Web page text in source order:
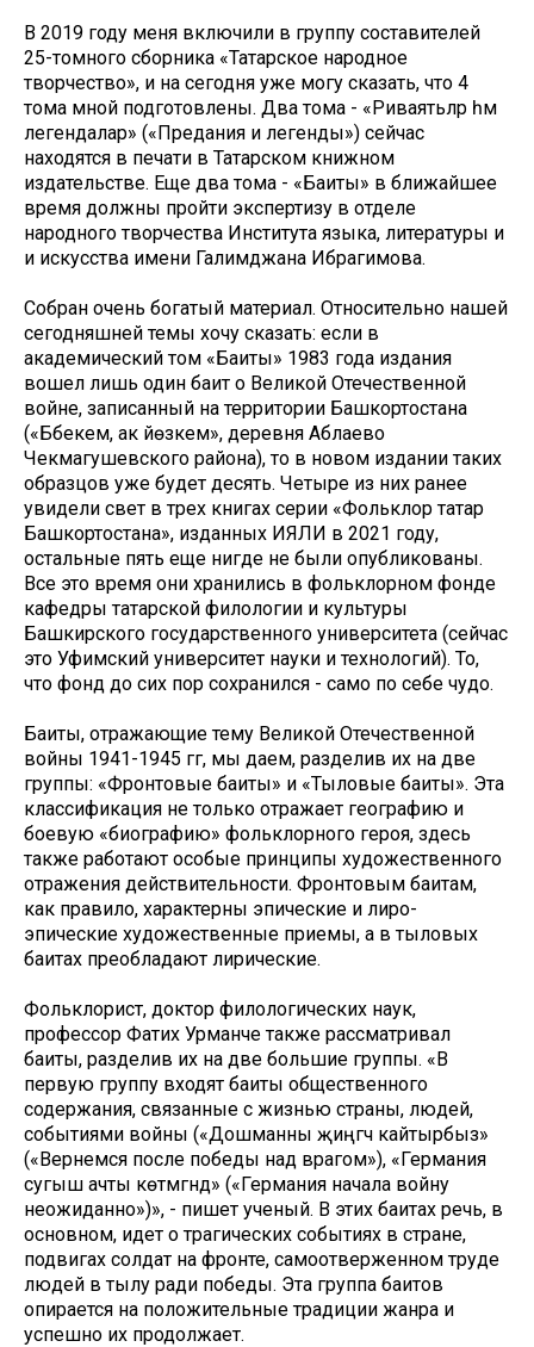
В 2019 году меня включили в группу составителей
25-томного сборника «Татарское народное
творчество», и на сегодня уже могу сказать, что 4
тома мной подготовлены. Два тома - «Риваятьләр һәм
легендалар» («Предания и легенды») сейчас
находятся в печати в Татарском книжном
издательстве. Еще два тома - «Баиты» в ближайшее
время должны пройти экспертизу в отделе
народного творчества Института языка, литературы и
и искусства имени Галимджана Ибрагимова.
Собран очень богатый материал. Относительно нашей
сегодняшней темы хочу сказать: если в
академический том «Баиты» 1983 года издания
вошел лишь один баит о Великой Отечественной
войне, записанный на территории Башкортостана
(«Бәбекәем, ак йөзкәем», деревня Аблаево
Чекмагушевского района), то в новом издании таких
образцов уже будет десять. Четыре из них ранее
увидели свет в трех книгах серии «Фольклор татар
Башкортостана», изданных ИЯЛИ в 2021 году,
остальные пять еще нигде не были опубликованы.
Все это время они хранились в фольклорном фонде
кафедры татарской филологии и культуры
Башкирского государственного университета (сейчас
это Уфимский университет науки и технологий). То,
что фонд до сих пор сохранился - само по себе чудо.
Баиты, отражающие тему Великой Отечественной
войны 1941-1945 гг, мы даем, разделив их на две
группы: «Фронтовые баиты» и «Тыловые баиты». Эта
классификация не только отражает географию и
боевую «биографию» фольклорного героя, здесь
также работают особые принципы художественного
отражения действительности. Фронтовым баитам,
как правило, характерны эпические и лиро-
эпические художественные приемы, а в тыловых
баитах преобладают лирические.
Фольклорист, доктор филологических наук,
профессор Фатих Урманче также рассматривал
баиты, разделив их на две большие группы. «В
первую группу входят баиты общественного
содержания, связанные с жизнью страны, людей,
событиями войны («Дошманны җиңгәч кайтырбыз»
(«Вернемся после победы над врагом»), «Германия
сугыш ачты көтмәгәндә» («Германия начала войну
неожиданно»)», - пишет ученый. В этих баитах речь, в
основном, идет о трагических событиях в стране,
подвигах солдат на фронте, самоотверженном труде
людей в тылу ради победы. Эта группа баитов
опирается на положительные традиции жанра и
успешно их продолжает.